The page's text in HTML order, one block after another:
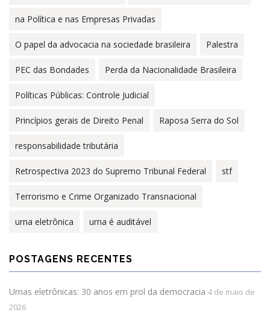
na Política e nas Empresas Privadas
O papel da advocacia na sociedade brasileira Palestra
PEC das Bondades Perda da Nacionalidade Brasileira
Políticas Públicas: Controle Judicial
Princípios gerais de Direito Penal Raposa Serra do Sol
responsabilidade tributária
Retrospectiva 2023 do Supremo Tribunal Federal stf
Terrorismo e Crime Organizado Transnacional
urna eletrônica urna é auditável
POSTAGENS RECENTES
Urnas eletrônicas: 30 anos em prol da democracia 4 de maio de
2026